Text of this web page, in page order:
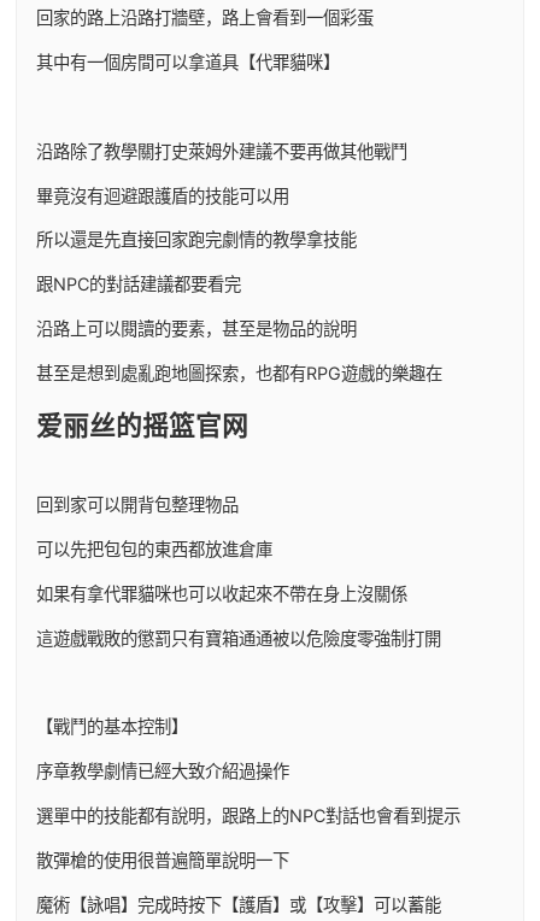
回家的路上沿路打牆壁，路上會看到一個彩蛋
其中有一個房間可以拿道具【代罪貓咪】
沿路除了教學關打史萊姆外建議不要再做其他戰鬥
畢竟沒有迴避跟護盾的技能可以用
所以還是先直接回家跑完劇情的教學拿技能
跟NPC的對話建議都要看完
沿路上可以閱讀的要素，甚至是物品的說明
甚至是想到處亂跑地圖探索，也都有RPG遊戲的樂趣在
爱丽丝的摇篮官网
回到家可以開背包整理物品
可以先把包包的東西都放進倉庫
如果有拿代罪貓咪也可以收起來不帶在身上沒關係
這遊戲戰敗的懲罰只有寶箱通通被以危險度零強制打開
【戰鬥的基本控制】
序章教學劇情已經大致介紹過操作
選單中的技能都有說明，跟路上的NPC對話也會看到提示
散彈槍的使用很普遍簡單說明一下
魔術【詠唱】完成時按下【護盾】或【攻擊】可以蓄能